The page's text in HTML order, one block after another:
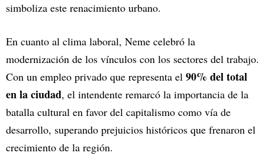
simboliza este renacimiento urbano.
En cuanto al clima laboral, Neme celebró la
modernización de los vínculos con los sectores del trabajo.
Con un empleo privado que representa el 90% del total
en la ciudad, el intendente remarcó la importancia de la
batalla cultural en favor del capitalismo como vía de
desarrollo, superando prejuicios históricos que frenaron el
crecimiento de la región.